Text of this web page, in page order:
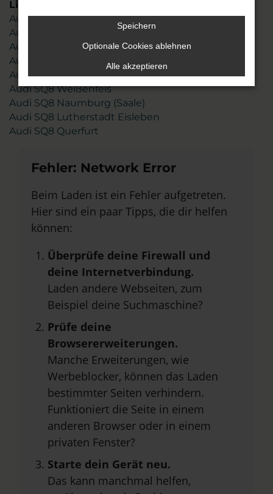
Lieferservice
Audi SQ8 Leipzig
Audi SQ8 Chemnitz
Audi SQ8 Magdeburg
Audi SQ8 Erfurt
Audi SQ8 Halle (Saale)
Audi SQ8 Weißenfels
Audi SQ8 Naumburg (Saale)
Audi SQ8 Lutherstadt Eisleben
Audi SQ8 Querfurt
Fehler: Network Error
Beim Laden ist ein Fehler aufgetreten.
Hier sind ein paar Tipps, die dir helfen
können:
Überprüfe deine Firewall und
deine Internetverbindung.
Laden andere Webseiten, zum
Beispiel deine Suchmaschine?
Prüfe deine
Browsererweiterungen.
Manche Erweiterungen, wie
Werbeblocker, können das Laden
bestimmter Seiten verhindern.
Funktioniert die Seite in einem
anderen Browser oder in einem
privaten Fenster?
Starte dein Gerät neu.
Das kann manchmal helfen,
Speichern
Optionale Cookies ablehnen
Alle akzeptieren